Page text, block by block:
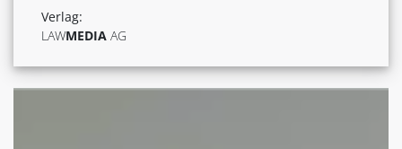
Verlag:
LAWMEDIA AG